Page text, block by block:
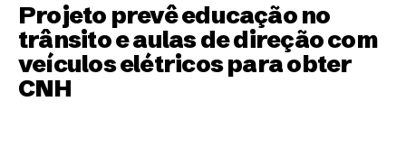
Projeto prevê educação no
trânsito e aulas de direção com
veículos elétricos para obter
CNH